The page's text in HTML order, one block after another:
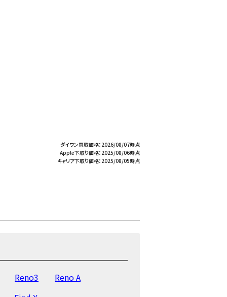
ダイワン買取価格：2026/08/07時点
Apple下取り価格：2025/08/06時点
キャリア下取り価格：2025/08/05時点
Reno3
Reno A